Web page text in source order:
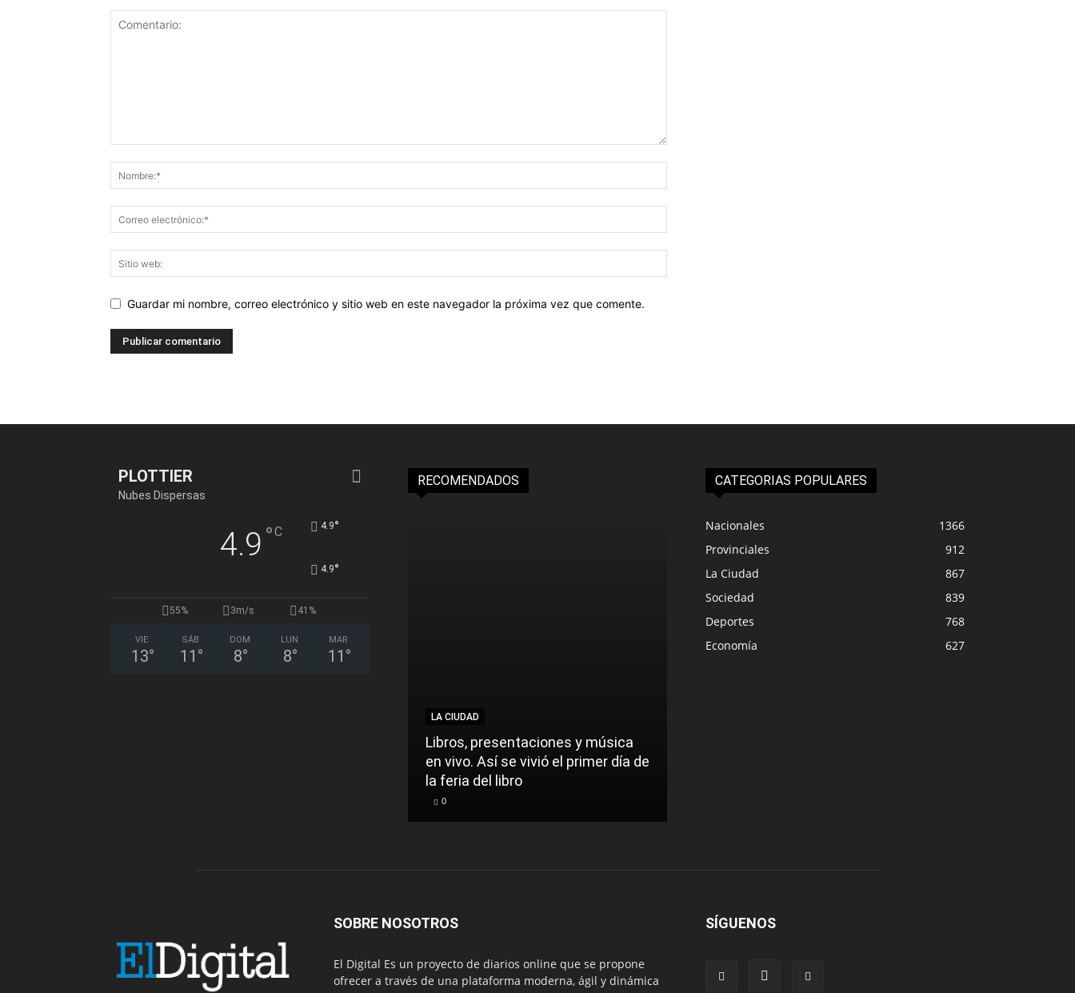
Guardar mi nombre, correo electrónico y sitio web en este navegador la próxima vez que comente.
PLOTTIER
Nubes Dispersas
4.9 °C 4.9°
4.9°
55% 3m/s 41%
VIE
13°
SÁB
11 °
DOM
8°
LUN
8°
MAR
11 °
RECOMENDADOS
LA CIUDAD
Libros, presentaciones y música
en vivo. Así se vivió el primer día de
la feria del libro
0
CATEGORIAS POPULARES
Nacionales
1366
Provinciales
912
La Ciudad
867
Sociedad
839
Deportes
768
Economía
627
SOBRE NOSOTROS
El Digital Es un proyecto de diarios online que se propone
ofrecer a través de una plataforma moderna, ágil y dinámica
SÍGUENOS